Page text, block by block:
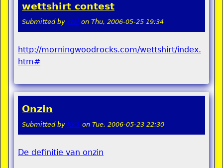
wettshirt contest
Submitted by stel on Thu, 2006-05-25 19:34
http://morningwoodrocks.com/wettshirt/index.
htm#
Onzin
Submitted by KKS on Tue, 2006-05-23 22:30
De definitie van onzin